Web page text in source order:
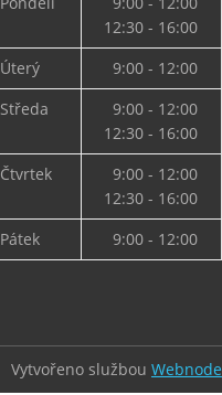
12:30 - 16:00
Úterý
9:00 - 12:00
Středa
9:00 - 12:00
12:30 - 16:00
Čtvrtek
9:00 - 12:00
12:30 - 16:00
Pátek
9:00 - 12:00
Vytvořeno službou Webnode